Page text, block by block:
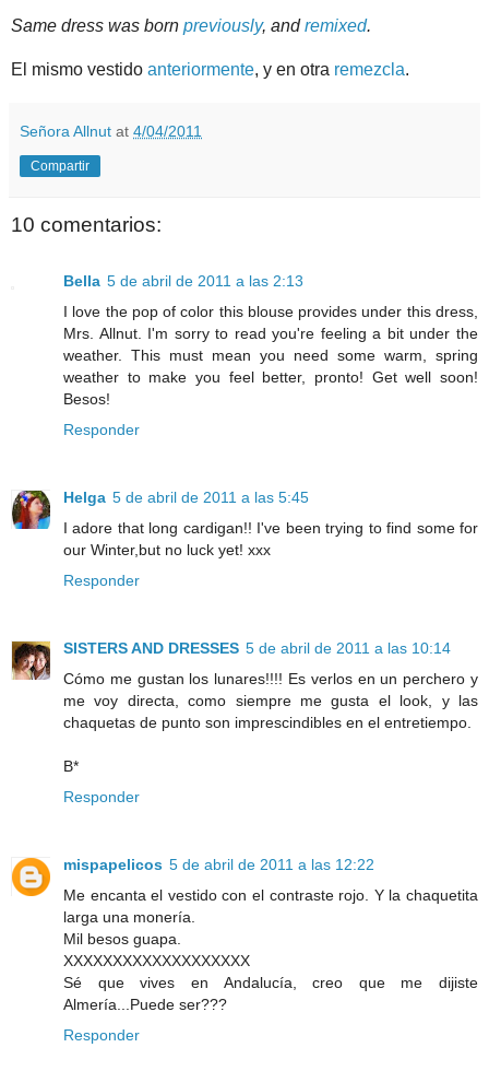
Same dress was born previously, andremixed.
El mismo vestido anteriormente, y en otra remezcla.
Señora Allnut at 4/04/2011
Compartir
10 comentarios:
Bella 5 de abril de 2011 a las 2:13
I love the pop of color this blouse provides under this dress,
Mrs. Allnut. I'm sorry to read you're feeling a bit under the
weather. This must mean you need some warm, spring
weather to make you feel better, pronto! Get well soon!
Besos!
Responder
Helga 5 de abril de 2011 a las 5:45
I adore that long cardigan!! I've been trying to find some for
our Winter,but no luck yet! xxx
Responder
SISTERS AND DRESSES 5 de abril de 2011 a las 10:14
Cómo me gustan los lunares!!!! Es verlos en un perchero y
me voy directa, como siempre me gusta el look, y las
chaquetas de punto son imprescindibles en el entretiempo.
B*
Responder
mispapelicos 5 de abril de 2011 a las 12:22
Me encanta el vestido con el contraste rojo. Y la chaquetita
larga una monería.
Mil besos guapa.
XXXXXXXXXXXXXXXXXXX
Sé que vives en Andalucía, creo que me dijiste
Almería...Puede ser???
Responder